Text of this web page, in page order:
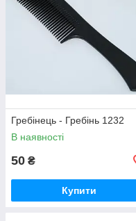
Гребінець - Гребінь 1232
В наявності
50 ₴
Купити